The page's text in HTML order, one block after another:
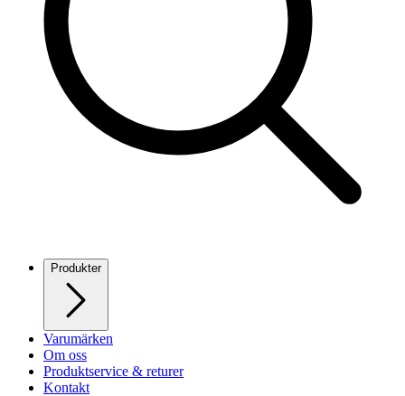
Produkter
Varumärken
Om oss
Produktservice & returer
Kontakt